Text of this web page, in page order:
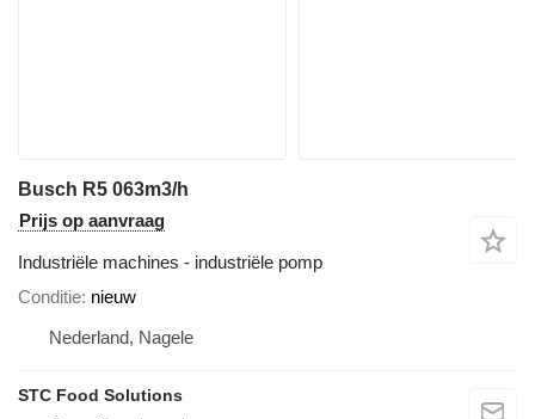
Busch R5 063m3/h
Prijs op aanvraag
Industriële machines - industriële pomp
Conditie nieuw
Nederland, Nagele
STC Food Solutions